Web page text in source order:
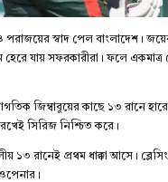
পরাজয়ের স্বাদ পেল বাংলাদেশ।
হেরে যায় সফরকারীরা। ফলে
জিম্বাবুয়ের কাছে ১৩ রানে
সিরিজ নিশ্চিত করে।
রানেই প্রথম ধাক্কা আসে। ব্লেসিং